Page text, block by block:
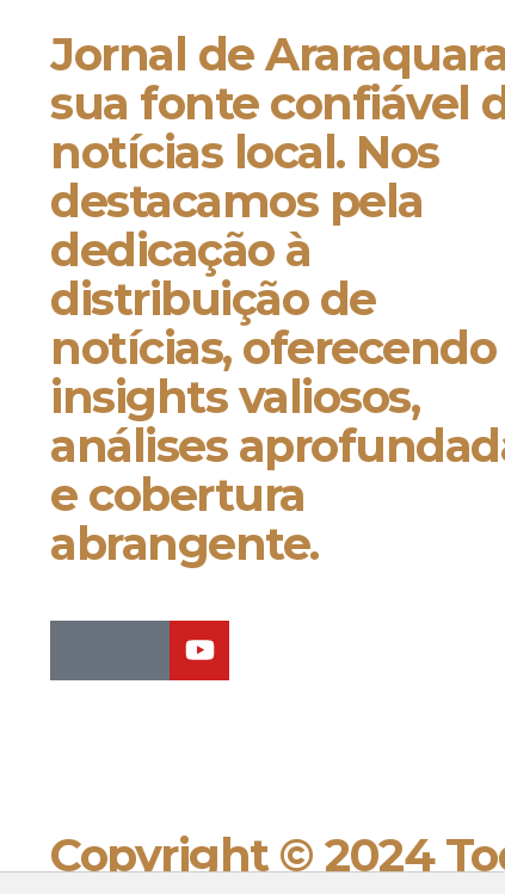
Jornal de
sua fonte confiável
notícias local. Nos
destacamos pela
dedicação à
distribuição de
notícias, oferecendo
insights valiosos,
análises
e cobertura
abrangente.
Copyright © 2024